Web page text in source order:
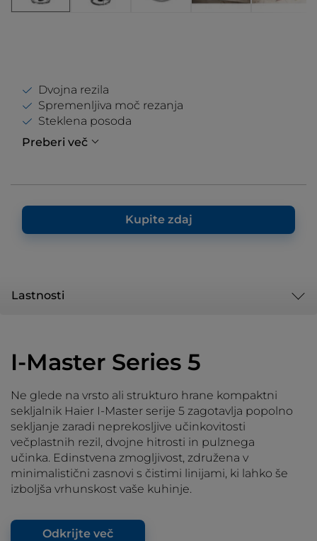
Dvojna rezila
Spremenljiva moč rezanja
Steklena posoda
Preberi več
Kupite zdaj
Lastnosti
I-Master Series 5
Ne glede na vrsto ali strukturo hrane kompaktni
sekljalnik Haier I-Master serije 5 zagotavlja popolno
sekljanje zaradi neprekosljive učinkovitosti
večplastnih rezil, dvojne hitrosti in pulznega
učinka. Edinstvena zmogljivost, združena v
minimalistični zasnovi s čistimi linijami, ki lahko še
izboljša vrhunskost vaše kuhinje.
Odkrijte več